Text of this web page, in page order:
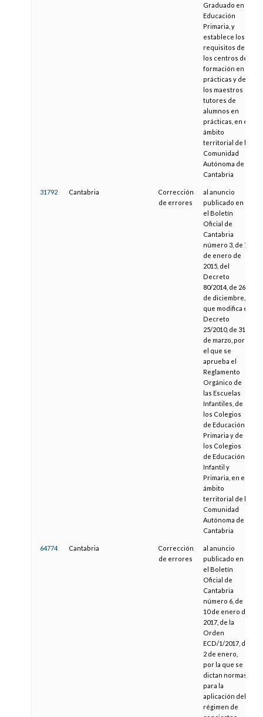
Graduado en
Educación
Primaria, y
establece los
requisitos de
los centros de
formación en
prácticas y de
los maestros
tutores de
alumnos en
prácticas, en el
ámbito
territorial de la
Comunidad
Autónoma de
Cantabria
31792 Cantabria
Corrección
de errores
al anuncio
publicado en
el Boletín
Oficial de
Cantabria
número 3, de 7
de enero de
2015, del
Decreto
80/2014, de 26
de diciembre,
que modifica el
Decreto
25/2010, de 31
de marzo, por
el que se
aprueba el
Reglamento
Orgánico de
las Escuelas
Infantiles, de
los Colegios
de Educación
Primaria y de
los Colegios
de Educación
Infantil y
Primaria, en el
ámbito
territorial de la
Comunidad
Autónoma de
Cantabria
64774 Cantabria
Corrección
de errores
al anuncio
publicado en
el Boletín
Oficial de
Cantabria
número 6, de
10 de enero de
2017, de la
Orden
ECD/1/2017, de
2 de enero,
por la que se
dictan normas
para la
aplicación del
régimen de